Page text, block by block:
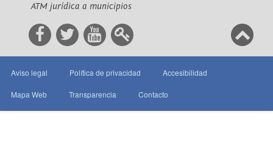
ATM jurídica a municipios
Aviso legal Política de privacidad Accesibilidad
Mapa Web Transparencia Contacto